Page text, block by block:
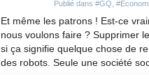
Publié dans #GQ
Et même les patrons ! Est-ce
nous voulons faire ? Supprimer
si ça signifie quelque chose de
des robots. Seule une société